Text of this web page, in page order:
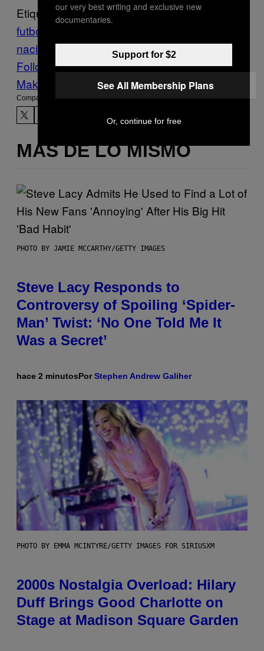
Etiquetado:
futbol
nacional Sports VICE Sports
Follow Us On Discover
Make Us Preferred In Top Stories
Compartir:
MÁS DE LO MISMO
PHOTO BY JAMIE MCCARTHY/GETTY IMAGES
Steve Lacy Responds to
Controversy of Spoiling ‘Spider-
Man’ Twist: ‘No One Told Me It
Was a Secret’
hace 2 minutosPorStephen Andrew Galiher
PHOTO BY EMMA MCINTYRE/GETTY IMAGES FOR SIRIUSXM
2000s Nostalgia Overload: Hilary
Duff Brings Good Charlotte on
Stage at Madison Square Garden
our very best writing and exclusive new
documentaries.
Support for $2
See All Membership Plans
Or, continue for free